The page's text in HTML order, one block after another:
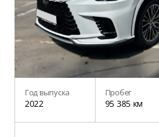
Год выпуска
2022
Пробег
95 385 км